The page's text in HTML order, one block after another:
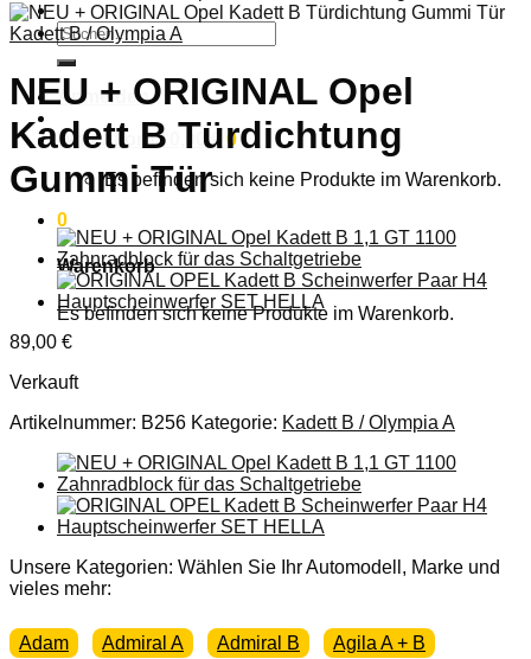
Suchen
nach:
Anmelden
Warenkorb / 0,00€ 0
Es befinden sich keine Produkte im Warenkorb.
0
Warenkorb
Es befinden sich keine Produkte im Warenkorb.
Kadett B / Olympia A
NEU + ORIGINAL Opel
Kadett B Türdichtung
Gummi Tür
89,00 €
Verkauft
Artikelnummer: B256 Kategorie: Kadett B / Olympia A
Unsere Kategorien: Wählen Sie Ihr Automodell, Marke und
vieles mehr:
Adam Admiral A Admiral B Agila A + B